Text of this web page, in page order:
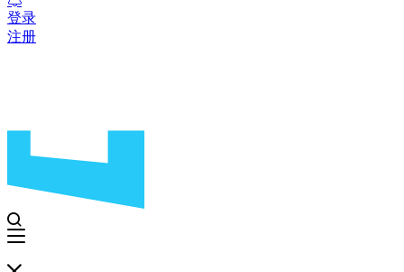
登录
注册